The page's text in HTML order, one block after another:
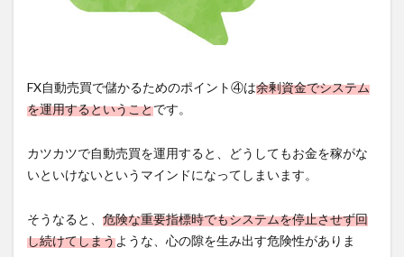
FX自動売買で儲かるためのポイント④は余剰資金でシステム
を運用するということです。
カツカツで自動売買を運用すると、どうしてもお金を稼がな
いといけないというマインドになってしまいます。
そうなると、 危険な重要指標時でもシステムを停止させず回
し続けてしまうような、心の隙を生み出す危険性がありま